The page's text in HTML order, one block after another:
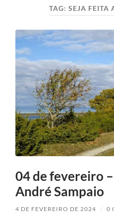
TAG:SEJA FEITA
04 de fevereiro
André Sampaio
4 DE FEVEREIRO DE 2024 / 0